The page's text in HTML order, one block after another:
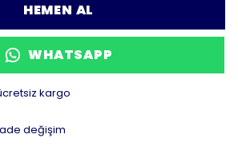
HEMEN AL
WHATSAPP
kargo
değişim